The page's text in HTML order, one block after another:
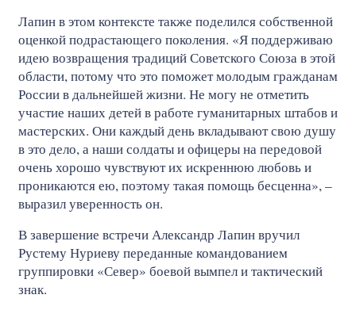
Лапин в этом контексте также поделился собственной
оценкой подрастающего поколения. «Я поддерживаю
идею возвращения традиций Советского Союза в этой
области, потому что это поможет молодым гражданам
России в дальнейшей жизни. Не могу не отметить
участие наших детей в работе гуманитарных штабов и
мастерских. Они каждый день вкладывают свою душу
в это дело, а наши солдаты и офицеры на передовой
очень хорошо чувствуют их искреннюю любовь и
проникаются ею, поэтому такая помощь бесценна», –
выразил уверенность он.
В завершение встречи Александр Лапин вручил
Рустему Нуриеву переданные командованием
группировки «Север» боевой вымпел и тактический
знак.